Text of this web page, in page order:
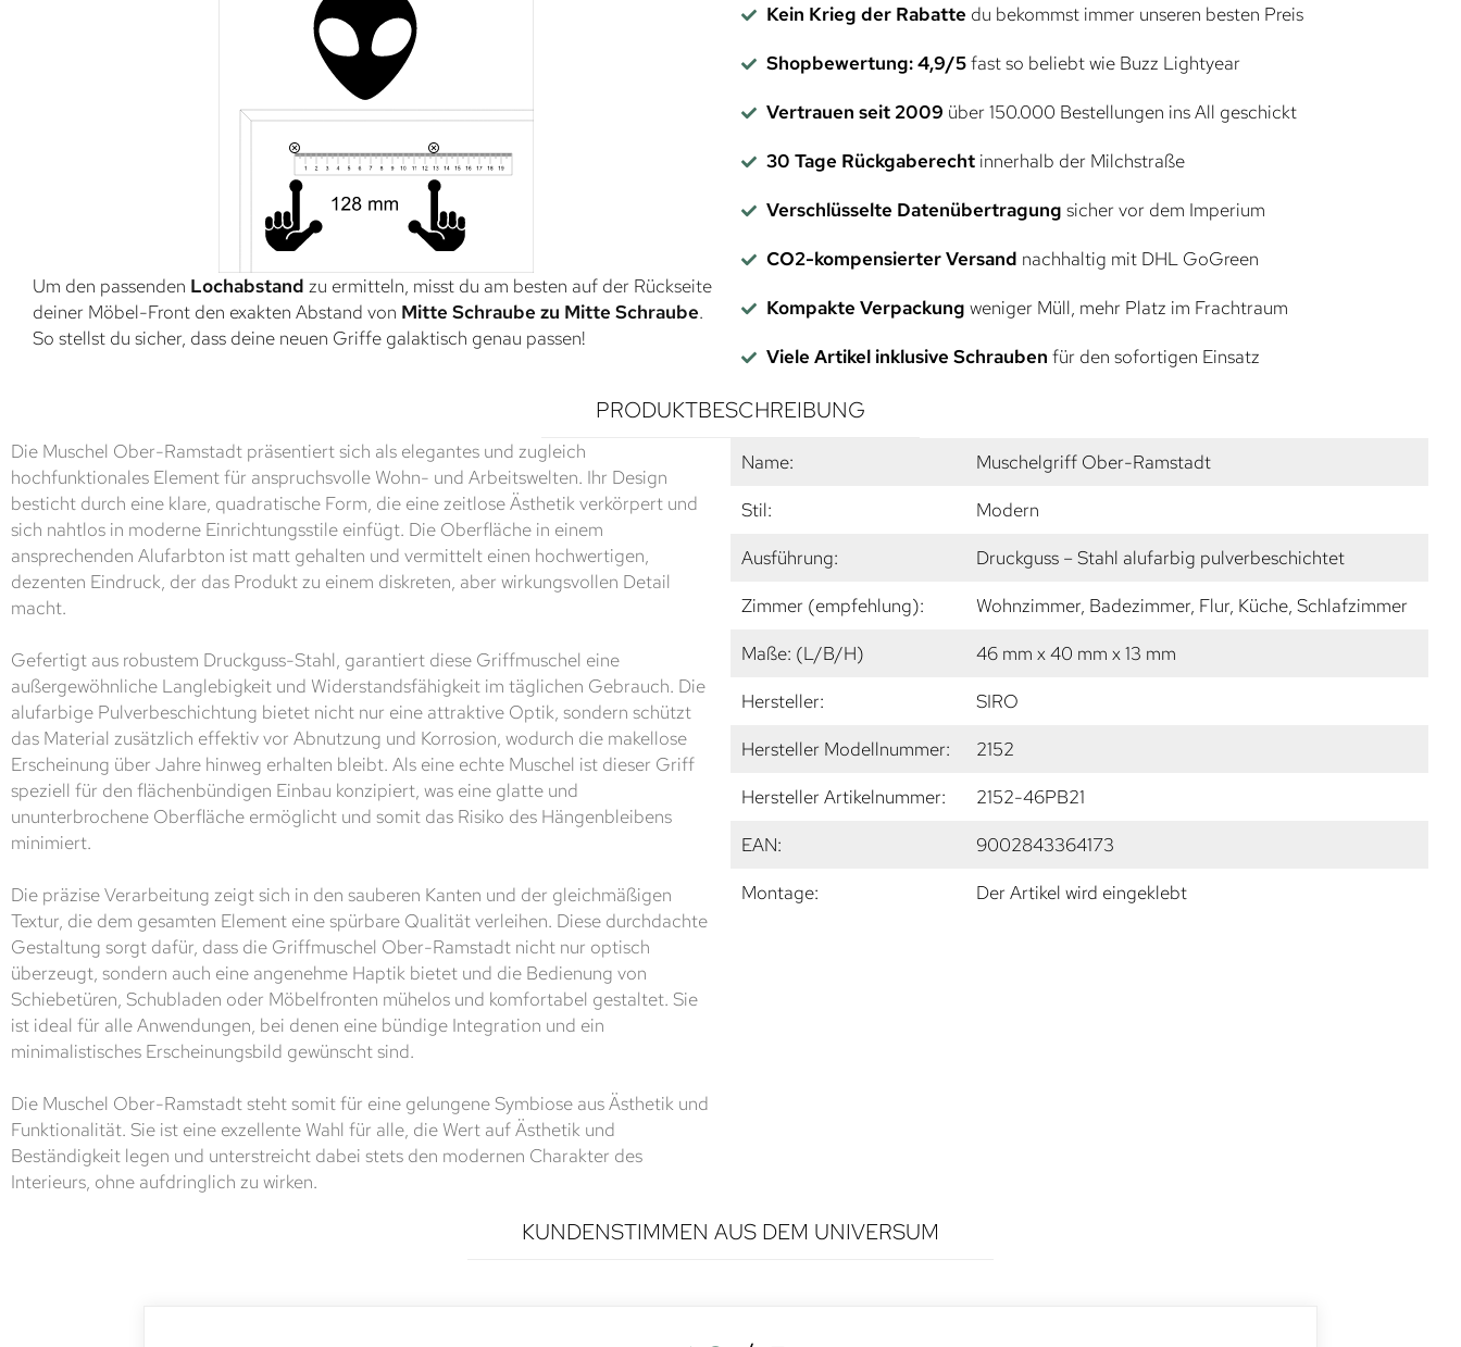
Um den passenden Lochabstand zu ermitteln, misst du am besten auf der Rückseite
deiner Möbel-Front den exakten Abstand von Mitte Schraube zu Mitte Schraube.
So stellst du sicher, dass deine neuen Griffe galaktisch genau passen!
Kein Krieg der Rabatte du bekommst immer unseren besten Preis
Shopbewertung: 4,9/5fast so beliebt wie Buzz Lightyear
Vertrauen seit 2009 über 150.000 Bestellungen ins All geschickt
30 Tage Rückgaberechtinnerhalb der Milchstraße
Verschlüsselte Datenübertragung sicher vor dem Imperium
CO2-kompensierter Versand nachhaltig mit DHL GoGreen
Kompakte Verpackung weniger Müll, mehr Platz im Frachtraum
Viele Artikel inklusive Schrauben für den sofortigen Einsatz
PRODUKTBESCHREIBUNG
Die Muschel Ober-Ramstadt präsentiert sich als elegantes und zugleich
hochfunktionales Element für anspruchsvolle Wohn- und Arbeitswelten. Ihr Design
besticht durch eine klare, quadratische Form, die eine zeitlose Ästhetik verkörpert und
sich nahtlos in moderne Einrichtungsstile einfügt. Die Oberfläche in einem
ansprechenden Alufarbton ist matt gehalten und vermittelt einen hochwertigen,
dezenten Eindruck, der das Produkt zu einem diskreten, aber wirkungsvollen Detail
macht.
Gefertigt aus robustem Druckguss-Stahl, garantiert diese Griffmuschel eine
außergewöhnliche Langlebigkeit und Widerstandsfähigkeit im täglichen Gebrauch. Die
alufarbige Pulverbeschichtung bietet nicht nur eine attraktive Optik, sondern schützt
das Material zusätzlich effektiv vor Abnutzung und Korrosion, wodurch die makellose
Erscheinung über Jahre hinweg erhalten bleibt. Als eine echte Muschel ist dieser Griff
speziell für den flächenbündigen Einbau konzipiert, was eine glatte und
ununterbrochene Oberfläche ermöglicht und somit das Risiko des Hängenbleibens
minimiert.
Die präzise Verarbeitung zeigt sich in den sauberen Kanten und der gleichmäßigen
Textur, die dem gesamten Element eine spürbare Qualität verleihen. Diese durchdachte
Gestaltung sorgt dafür, dass die Griffmuschel Ober-Ramstadt nicht nur optisch
überzeugt, sondern auch eine angenehme Haptik bietet und die Bedienung von
Schiebetüren, Schubladen oder Möbelfronten mühelos und komfortabel gestaltet. Sie
ist ideal für alle Anwendungen, bei denen eine bündige Integration und ein
minimalistisches Erscheinungsbild gewünscht sind.
Die Muschel Ober-Ramstadt steht somit für eine gelungene Symbiose aus Ästhetik und
Funktionalität. Sie ist eine exzellente Wahl für alle, die Wert auf Ästhetik und
Beständigkeit legen und unterstreicht dabei stets den modernen Charakter des
Interieurs, ohne aufdringlich zu wirken.
Name:
Muschelgriff Ober-Ramstadt
Stil:
Modern
Ausführung:
Druckguss – Stahl alufarbig pulverbeschichtet
Zimmer (empfehlung):
Wohnzimmer, Badezimmer, Flur, Küche, Schlafzimmer
Maße: (L/B/H)
46 mm x 40 mm x 13 mm
Hersteller:
SIRO
Hersteller Modellnummer:
2152
Hersteller Artikelnummer:
2152-46PB21
EAN:
9002843364173
Montage:
Der Artikel wird eingeklebt
KUNDENSTIMMEN AUS DEM UNIVERSUM